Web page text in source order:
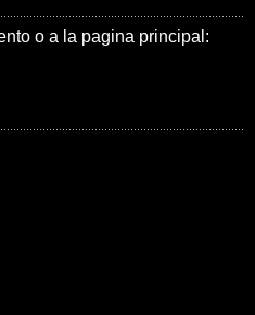
o a la pagina principal: